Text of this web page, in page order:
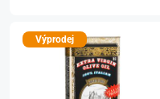
Výprodej